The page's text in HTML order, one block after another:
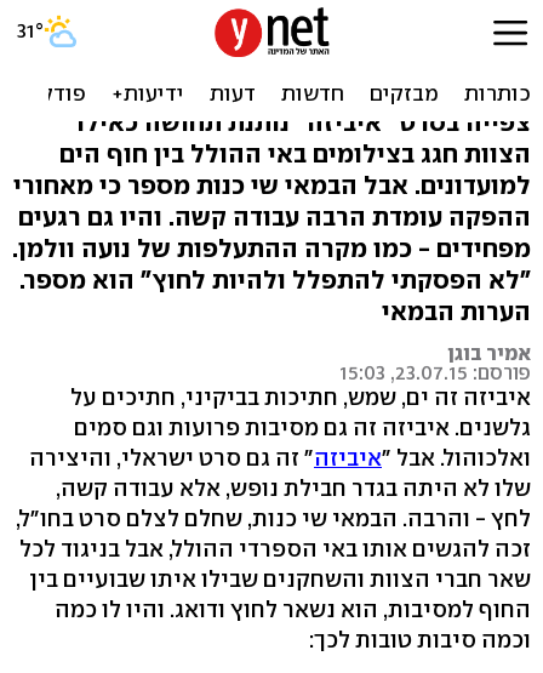
אי של אי יציבות: שי כנות על
צפייה בסרט "איביזה" נותנת תחושה כאילו
הצוות חגג בצילומים באי ההולל בין חוף הים
למועדונים. אבל הבמאי שי כנות מספר כי מאחורי
ההפקה עומדת הרבה עבודה קשה. והיו גם רגעים
מפחידים - כמו מקרה ההתעלפות של נועה וולמן.
"לא הפסקתי להתפלל ולהיות לחוץ" הוא מספר.
הערות הבמאי
אמיר בוגן
פורסם: 23.07.15, 15:03
איביזה זה ים, שמש, חתיכות בביקיני, חתיכים על
גלשנים. איביזה זה גם מסיבות פרועות וגם סמים
ואלכוהול. אבל "איביזה" זה גם סרט ישראלי, והיצירה
שלו לא היתה בגדר חבילת נופש, אלא עבודה קשה,
לחץ - והרבה. הבמאי שי כנות, שחלם לצלם סרט בחו"ל,
זכה להגשים אותו באי הספרדי ההולל, אבל בניגוד לכל
שאר חברי הצוות והשחקנים שבילו איתו שבועיים בין
החוף למסיבות, הוא נשאר לחוץ ודואג. והיו לו כמה
וכמה סיבות טובות לכך: